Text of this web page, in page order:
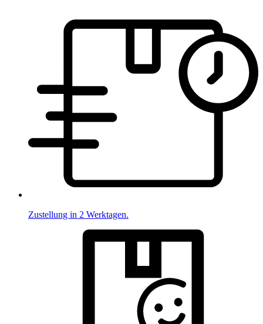
Zustellung in 2 Werktagen.